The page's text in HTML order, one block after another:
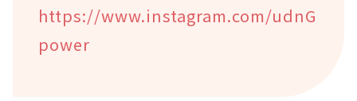
https://www.instagram.com/udnG
power